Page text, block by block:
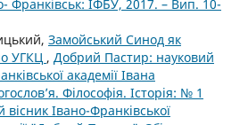
Франківськ: ІФБУ, 2017. – Вип. 10-
Замойський Синод як
УГКЦ , Добрий Пастир: науковий
академії Івана
Філософія. Історія: № 1
Івано-Франківської